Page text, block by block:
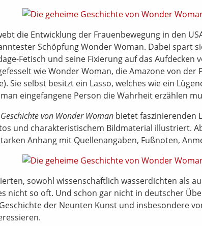
die Entwicklung der Frauenbewegung in den
Schöpfung Wonder Woman. Dabei spart
Fetisch und seine Fixierung auf das Aufdecken
wie Wonder Woman, die Amazone von
Sie selbst besitzt ein Lasso, welches wie ein
eingefangene Person die Wahrheit erzählen
von Wonder Woman bietet faszinierenden
und charakteristischem Bildmaterial illustriert.
Anhang mit Quellenangaben, Fußnoten,
sowohl wissenschaftlich wasserdichten als
nicht so oft. Und schon gar nicht in deutscher
der Neunten Kunst und insbesondere